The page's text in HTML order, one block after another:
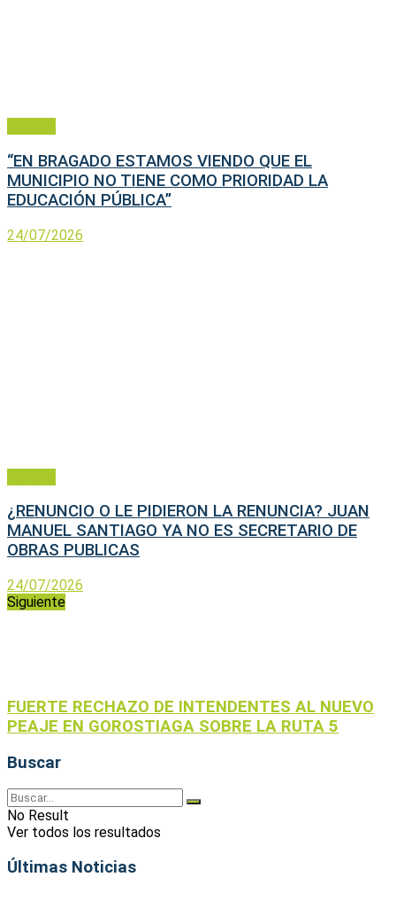
“EN BRAGADO ESTAMOS VIENDO QUE EL
MUNICIPIO NO TIENE COMO PRIORIDAD LA
EDUCACIÓN PÚBLICA”
24/07/2026
¿RENUNCIO O LE PIDIERON LA RENUNCIA? JUAN
MANUEL SANTIAGO YA NO ES SECRETARIO DE
OBRAS PUBLICAS
24/07/2026
Siguiente
FUERTE RECHAZO DE INTENDENTES AL NUEVO
PEAJE EN GOROSTIAGA SOBRE LA RUTA 5
Buscar
No Result
Ver todos los resultados
Últimas Noticias